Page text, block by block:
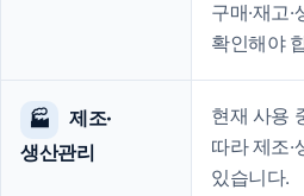
구매·재고
확인해야
🏭
제조·
생산관리
현재 사용
따라 제조
있습니다.